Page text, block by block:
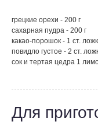
грецкие орехи - 200 г
сахарная пудра - 200 г
какао-порошок - 1 ст.
повидло густое - 2 ст.
сок и тертая цедра 1
Для